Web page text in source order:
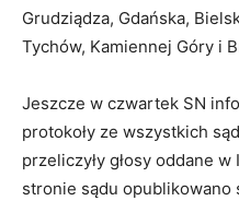
Grudziądza, Gdańska,
Tychów, Kamiennej Góry i
Jeszcze w czwartek SN
protokoły ze wszystkich
przeliczyły głosy oddane
stronie sądu opublikowano